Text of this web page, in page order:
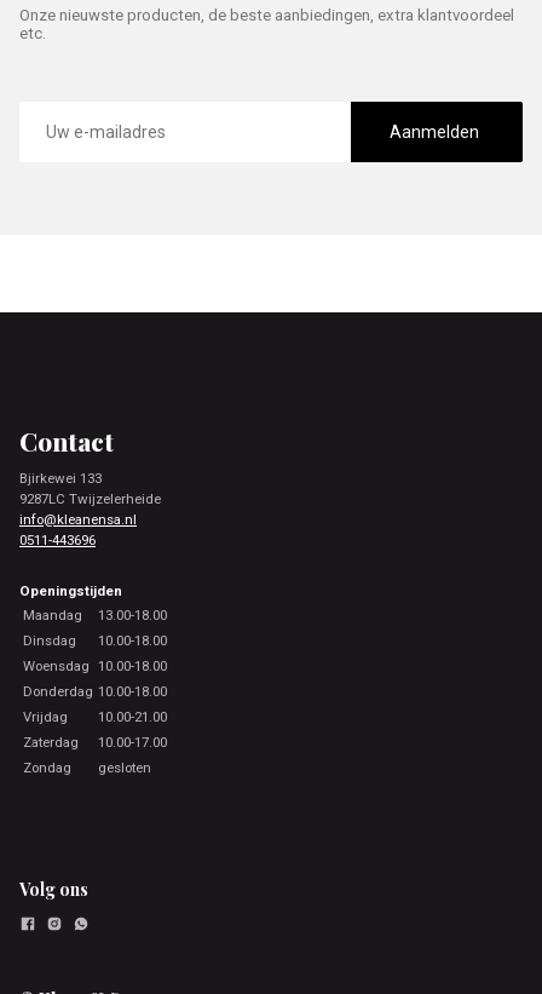
Onze nieuwste producten, de beste aanbiedingen, extra klantvoordeel
etc.
mailadres
Aanmelden
Contact
Bjirkewei 133
9287LC Twijzelerheide
info@kleanensa.nl
0511-443696
Openingstijden
Maandag
13.00-18.00
Dinsdag
10.00-18.00
Woensdag 10.00-18.00
Donderdag 10.00-18.00
Vrijdag
10.00-21.00
Zaterdag
10.00-17.00
Zondag
gesloten
Volg ons